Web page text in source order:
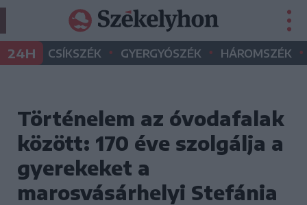
24H CSÍKSZÉK • GYERGYÓSZÉK • HÁROMSZÉK •
Történelem az óvodafalak
között: 170 éve szolgálja a
gyerekeket a
marosvásárhelyi Stefánia